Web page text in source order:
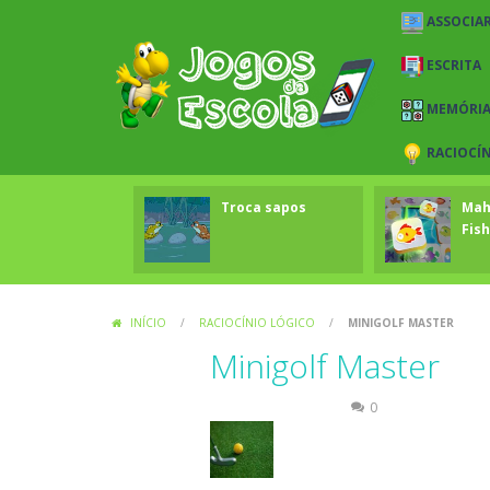
ESCRITA
MEMÓRIA
Troca sapos
INÍCIO / RACIOCÍNIO LÓGICO / MINIGOLF MASTER
Minigolf Master
0